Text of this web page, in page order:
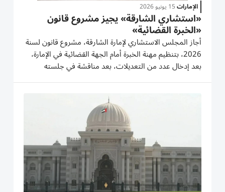
الإمارات15 يونيو 2026
«استشاري الشارقة» يجيز مشروع قانون
«الخبرة القضائية»
أجاز المجلس الاستشاري لإمارة الشارقة، مشروع قانون لسنة
2026، بتنظيم مهنة الخبرة أمام الجهة القضائية في الإمارة،
بعد إدخال عدد من التعديلات، بعد مناقشة في جلسته
الثامنة عشرة والأخيرة، ضمن أعماله لدور الانعقاد العادي